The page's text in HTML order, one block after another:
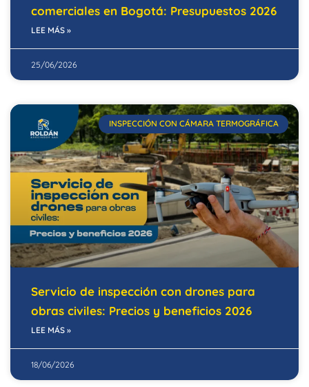
comerciales en Bogotá: Presupuestos 2026
LEE MÁS »
25/06/2026
INSPECCIÓN CON CÁMARA TERMOGRÁFICA
Servicio de inspección con drones para
obras civiles: Precios y beneficios 2026
LEE MÁS »
18/06/2026